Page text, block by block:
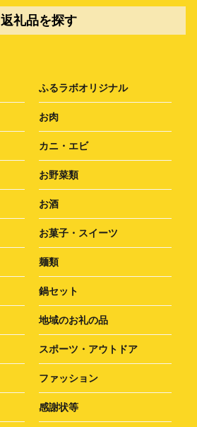
返礼品を探す
ふるラボオリジナル
お肉
カニ・エビ
お野菜類
お酒
お菓子・スイーツ
麺類
鍋セット
地域のお礼の品
スポーツ・アウトドア
ファッション
感謝状等